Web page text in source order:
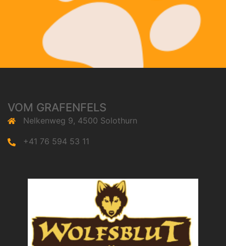
VOM GRAFENFELS
Nelkenweg 9, 4500 Solothurn
+41 76 594 53 11